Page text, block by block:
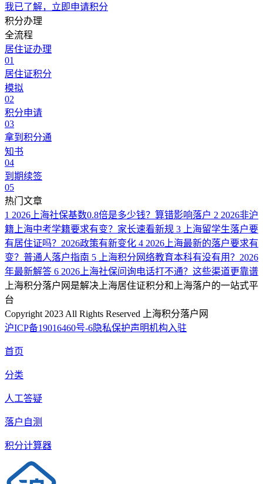
我已了解，立即申请积分
积分办理
全流程
居住证办理
01
居住证积分
模拟
02
积分申请
03
拿到积分通
知书
04
到期续签
05
热门文章
1 2026上海社保基数0.8倍是多少钱？算错影响落户 2 2026非沪
籍上海中考学籍要求有变？家长速看新规 3
上海留学生落户要
有居住证吗？2026政策有新变化 4 2026上海最新的落户要求有
变？普通人落户指南 5
上海积分网络教育本科有没有用？2026
年最新解答 6 2026上海社保问询电话打不通？这些渠道更靠谱
上海积分落户网是解决上海居住证积分和上海落户的一站式平
台
Copyright 2023 All Rights Reserved 上海积分落户网
沪ICP备19016460号-6隐私保护声明机构入驻
首页
分类
人工答疑
落户自测
积分计算器